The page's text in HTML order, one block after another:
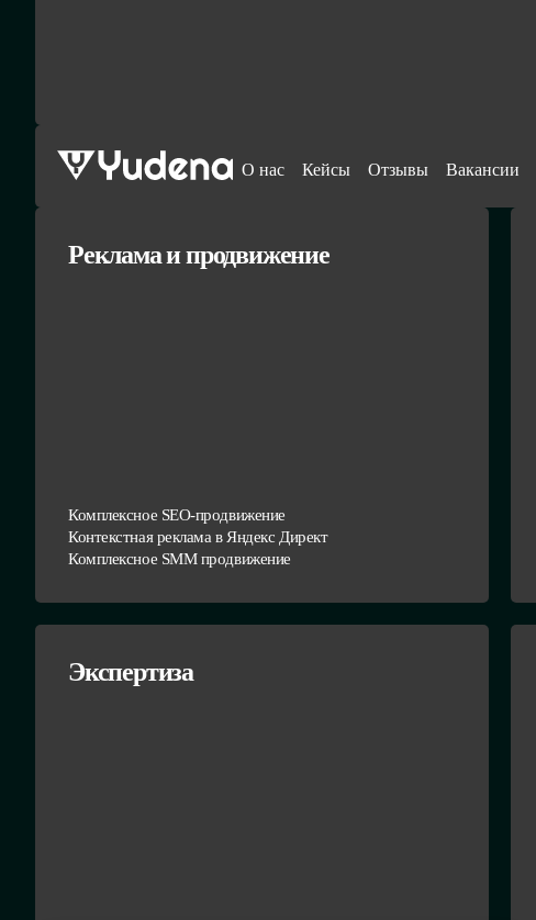
О нас Кейсы Отзывы Вакансии
Реклама и продвижение
Комплексное SEO-продвижение
Контекстная реклама в Яндекс Директ
Комплексное SMM продвижение
Экспертиза